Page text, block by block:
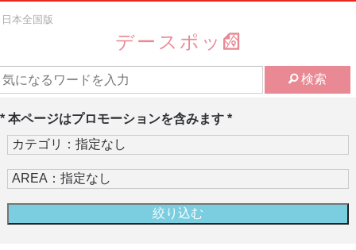
日本全国版
デースポッ
検索
* 本ページはプロモーションを含みます *